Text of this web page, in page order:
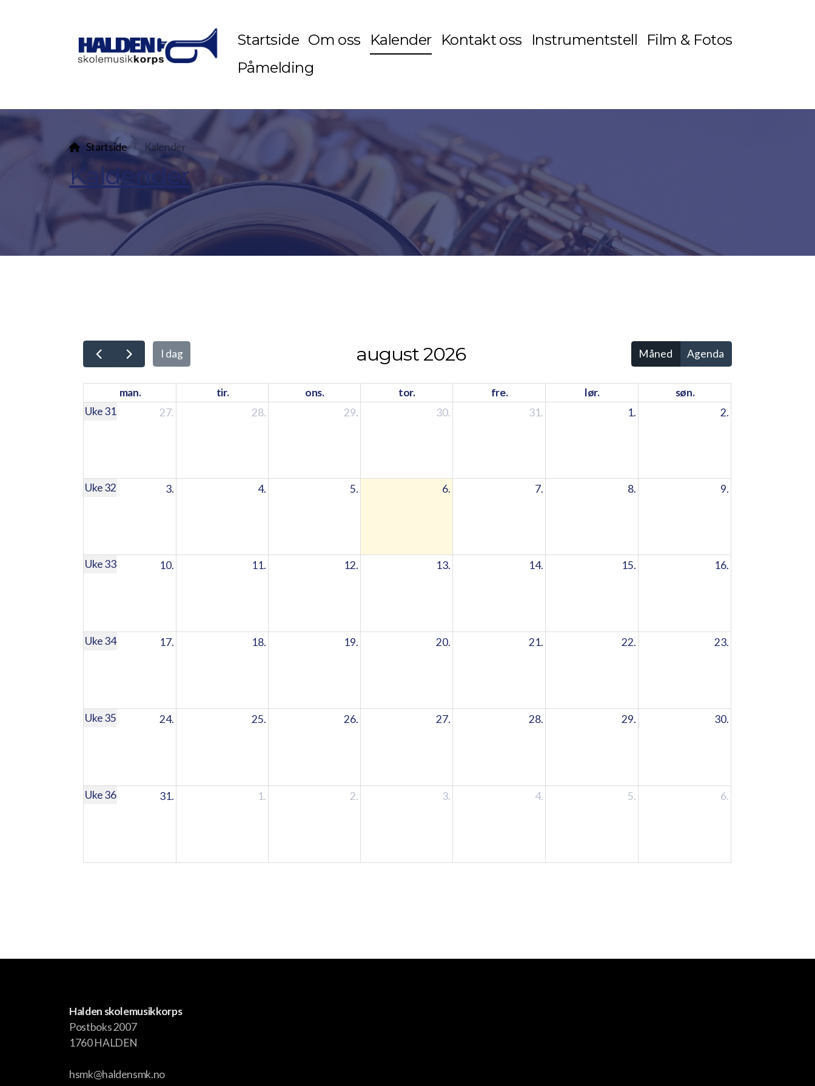
Startside Om oss Kalender Kontakt oss Instrumentstell
Film & Fotos
Påmelding
Startside Kalender
Kaldender
I dag august 2026 Måned Agenda
man. tir. ons. tor. fre. lør.
søn.
Uke 31
27. 28. 29. 30. 31. 1. 2.
Uke 32 3. 4. 5. 6. 7. 8. 9.
Uke 33 10. 11. 12. 13. 14. 15. 16.
Uke 34 17. 18. 19. 20. 21. 22. 23.
Uke 35 24. 25. 26. 27. 28. 29. 30.
Uke 36 31. 1. 2. 3. 4. 5. 6.
Halden skolemusikkorps
Postboks 2007
1760 HALDEN
hsmk@haldensmk.no